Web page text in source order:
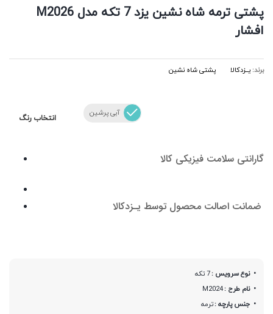
پشتی ترمه شاه نشین یزد 7 تکه مدل M2026
افشار
برند: یــزدکالا پشتی شاه نشین
انتخاب رنگ
آبی پرشین
گارانتی سلامت فیزیکی کالا
ضمانت اصالت محصول توسط یـزدکالا
نوع سرویس :7 تکه
نام طرح :M2024
جنس پارچه :ترمه